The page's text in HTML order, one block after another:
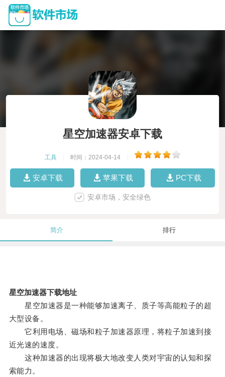
星空加速器安卓下载
工具 时间：2024-04-14
安卓下载 苹果下载 PC下载
安卓市场，安全绿色
简介 排行
星空加速器下载地址
星空加速器是一种能够加速离子、质子等高能粒子的超
大型设备。
它利用电场、磁场和粒子加速器原理，将粒子加速到接
近光速的速度。
这种加速器的出现将极大地改变人类对宇宙的认知和探
索能力。